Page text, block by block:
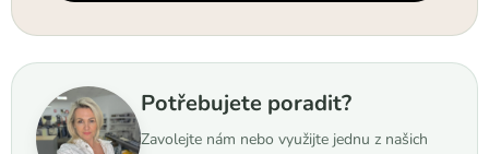
Potřebujete poradit?
Zavolejte nám nebo využijte jednu z našich